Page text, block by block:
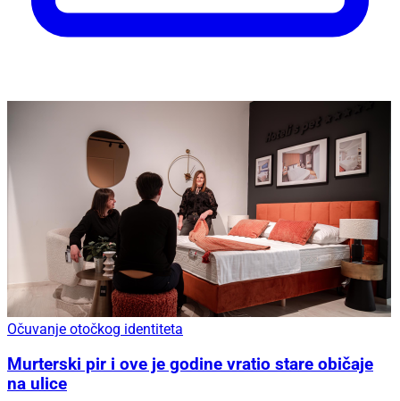
Očuvanje otočkog identiteta
Murterski pir i ove je godine vratio stare običaje
na ulice